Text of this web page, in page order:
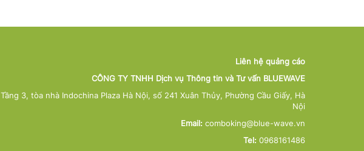
Liên hệ quảng cáo
CÔNG TY TNHH Dịch vụ Thông tin và Tư vấn BLUEWAVE
Tầng 3, tòa nhà Indochina Plaza Hà Nội, số 241 Xuân Thủy, Phường Cầu Giấy, Hà
Nội
Email: comboking@blue-wave.vn
Tel: 0968161486